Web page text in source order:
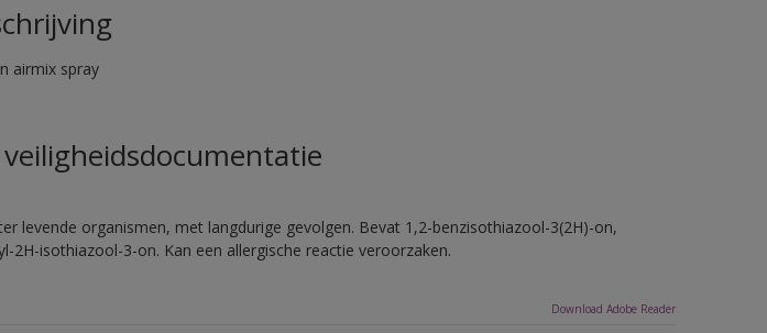
airmix spray
levende organismen, met langdurige gevolgen. Bevat 1,2-benzisothiazool-3(2H)-on,
2H-isothiazool-3-on. Kan een allergische reactie veroorzaken.
Download Adobe Reader